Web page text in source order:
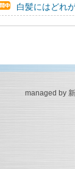
白髪にはどれ
managed by